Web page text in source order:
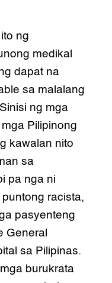
ng
medikal
dapat na
sa malalang
ng mga
Pilipinong
kawalan nito
sa
pa nga ni
racista,
pasyenteng
General
sa Pilipinas.
burukrata